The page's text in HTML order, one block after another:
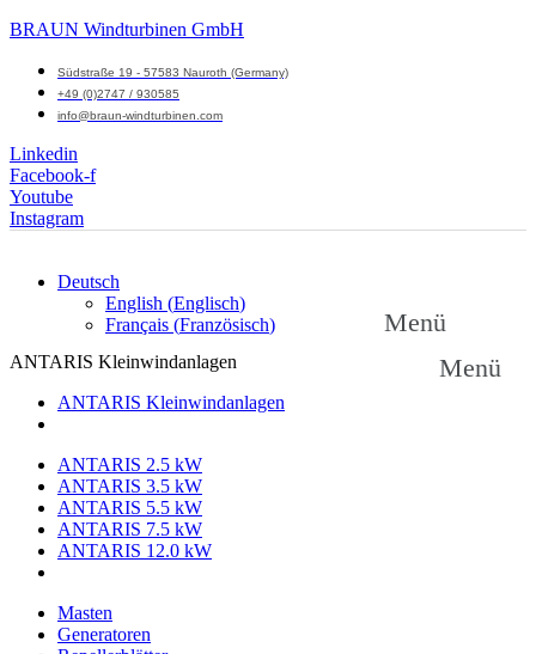
BRAUN Windturbinen GmbH
Südstraße 19 - 57583 Nauroth (Germany)
+49 (0)2747 / 930585
info@braun-windturbinen.com
Linkedin
Facebook-f
Youtube
Instagram
Deutsch
English (Englisch)
Français (Französisch)
Menü
Menü
ANTARIS Kleinwindanlagen
ANTARIS Kleinwindanlagen
ANTARIS 2.5 kW
ANTARIS 3.5 kW
ANTARIS 5.5 kW
ANTARIS 7.5 kW
ANTARIS 12.0 kW
Masten
Generatoren